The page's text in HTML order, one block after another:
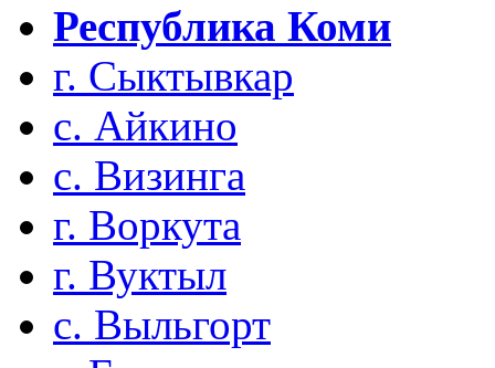
Республика Коми
г. Сыктывкар
с. Айкино
с. Визинга
г. Воркута
г. Вуктыл
с. Выльгорт